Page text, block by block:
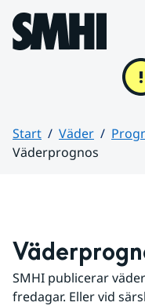
Hoppa till sidans innehåll
Start Väder
Väderprognos
SMHI publicerar
fredagar. Eller vid